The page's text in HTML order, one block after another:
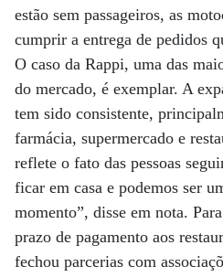
estão sem passageiros, as
cumprir a entrega de pedidos
O caso da Rappi, uma das
do mercado, é exemplar. A
tem sido consistente,
farmácia, supermercado e
reflete o fato das pessoas
ficar em casa e podemos ser
momento”, disse em nota.
prazo de pagamento aos
fechou parcerias com